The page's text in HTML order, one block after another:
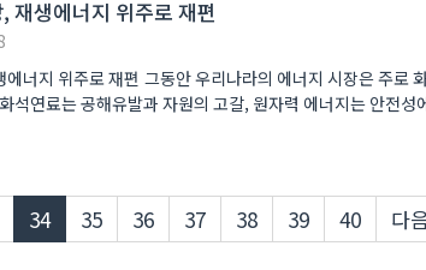
재생에너지 위주로 재편
너지 위주로 재편 그동안 우리나라의 에너지 시장은 주로
석연료는 공해유발과 자원의 고갈, 원자력 에너지는 안전성
34현재페이지
35 36 37 38 39 40 다